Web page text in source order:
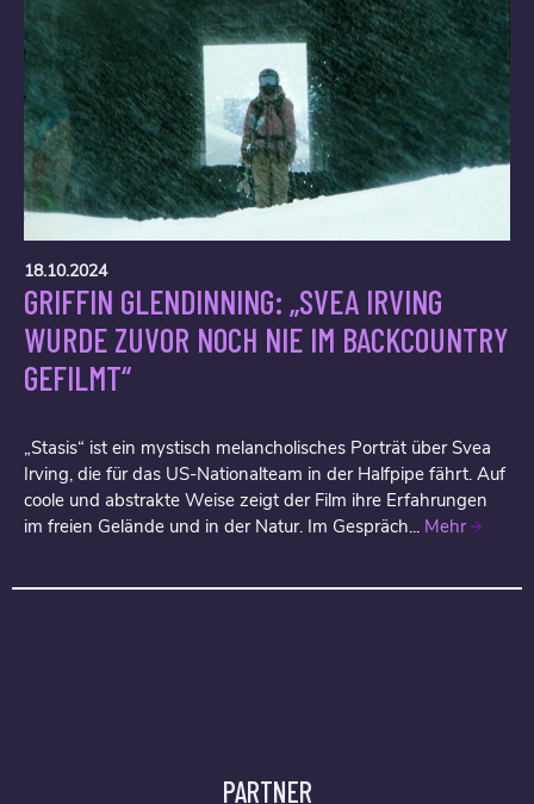
18.10.2024
GRIFFIN GLENDINNING: „SVEA IRVING
WURDE ZUVOR NOCH NIE IM BACKCOUNTRY
GEFILMT“
„Stasis“ ist ein mystisch melancholisches Porträt über Svea
Irving, die für das US-Nationalteam in der Halfpipe fährt. Auf
coole und abstrakte Weise zeigt der Film ihre Erfahrungen
im freien Gelände und in der Natur. Im Gespräch... Mehr
PARTNER